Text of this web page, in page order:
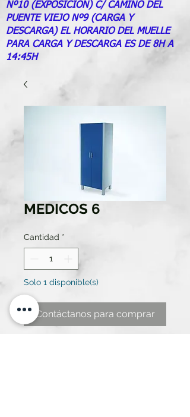
Nº10 (EXPOSICION) C/ CAMINO DEL
PUENTE VIEJO Nº9 (CARGA Y
DESCARGA) EL HORARIO DEL MUELLE
PARA CARGA Y DESCARGA ES DE 8H A
14:45H
MEDICOS 6
Cantidad *
Solo 1 disponible(s)
Contáctanos para comprar